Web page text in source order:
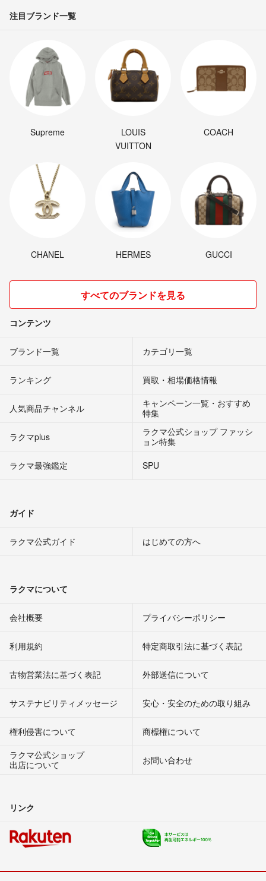
注目ブランド一覧
Supreme
LOUIS
VUITTON
COACH
CHANEL HERMES GUCCI
すべてのブランドを見る
コンテンツ
ブランド一覧 カテゴリ一覧
ランキング 買取・相場価格情報
人気商品チャンネル
キャンペーン一覧・おすすめ
特集
ラクマplus
ラクマ公式ショップ ファッシ
ョン特集
ラクマ最強鑑定
SPU
ガイド
ラクマ公式ガイド はじめての方へ
ラクマについて
会社概要 プライバシーポリシー
利用規約 特定商取引法に基づく表記
古物営業法に基づく表記 外部送信について
サステナビリティメッセージ 安心・安全のための取り組み
権利侵害について
商標権について
ラクマ公式ショップ
出店について
お問い合わせ
リンク